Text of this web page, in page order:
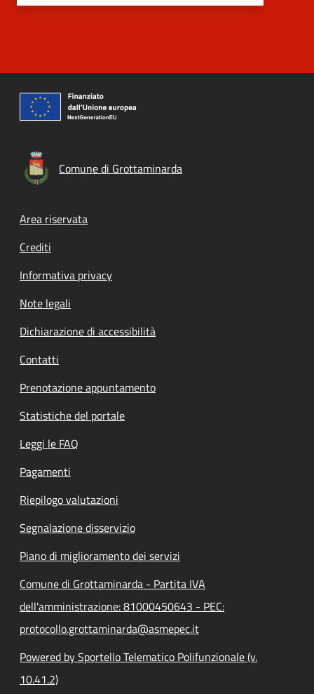
Comune di Grottaminarda
Footer menu
Area riservata
Crediti
Informativa privacy
Note legali
Dichiarazione di accessibilità
Contatti
Prenotazione appuntamento
Statistiche del portale
Leggi le FAQ
Pagamenti
Riepilogo valutazioni
Segnalazione disservizio
Piano di miglioramento dei servizi
Comune di Grottaminarda - Partita IVA
dell'amministrazione: 81000450643 - PEC:
protocollo.grottaminarda@asmepec.it
Powered by Sportello Telematico Polifunzionale (v.
10.41.2)